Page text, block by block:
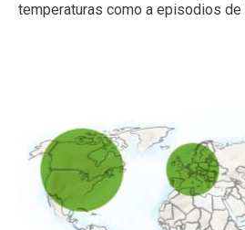
temperaturas como a episodios de